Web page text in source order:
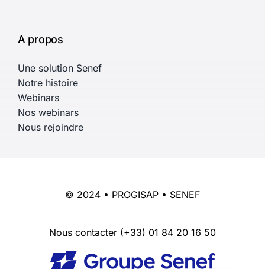
A propos
Une solution Senef
Notre histoire
Webinars
Nos webinars
Nous rejoindre
© 2024 • PROGISAP • SENEF
Nous contacter (+33) 01 84 20 16 50
English